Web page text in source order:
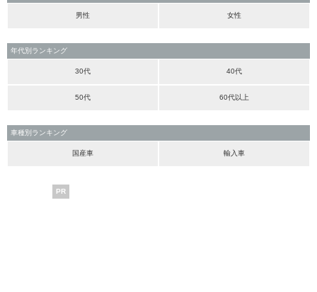
男性 女性
年代別ランキング
30代 40代
50代 60代以上
車種別ランキング
国産車 輸入車
PR